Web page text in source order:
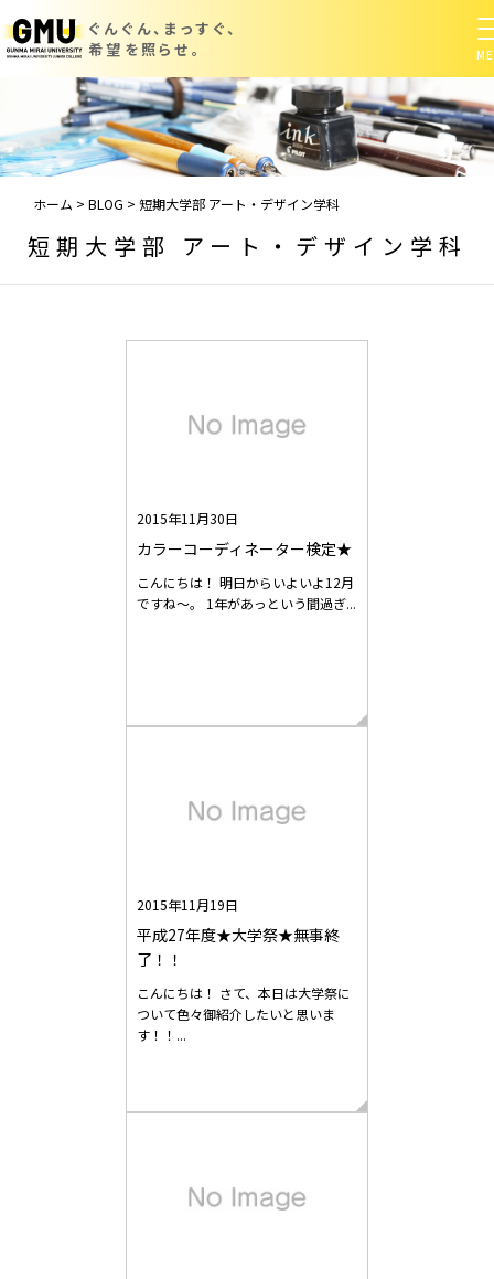
ぐんぐん、まっすぐ、
希望を照らせ。
ホーム > BLOG > 短期大学部 アート・デザイン学科
短期大学部 アート・デザイン学科
2015年11月30日
カラーコーディネーター検定★
こんにちは！ 明日からいよいよ12月
ですね～。 1年があっという間過ぎ...
2015年11月19日
平成27年度★大学祭★無事終
了！！
こんにちは！ さて、本日は大学祭に
ついて色々御紹介したいと思いま
す！！...